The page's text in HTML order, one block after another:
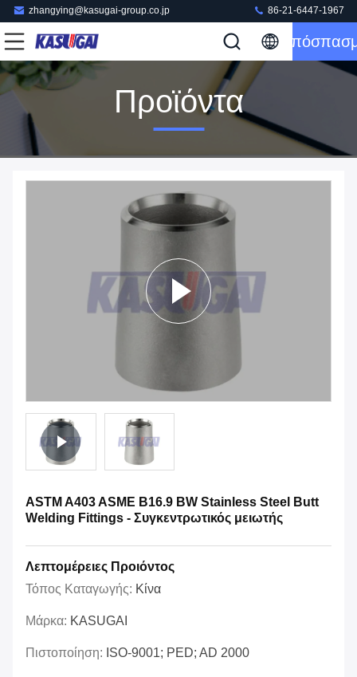
zhangying@kasugai-group.co.jp 86-21-6447-1967
Προϊόντα
ASTM A403 ASME B16.9 BW Stainless Steel Butt
Welding Fittings - Συγκεντρωτικός μειωτής
Λεπτομέρειες Προιόντος
Τόπος Καταγωγής: Κίνα
Μάρκα: KASUGAI
Πιστοποίηση: ISO-9001; PED; AD 2000